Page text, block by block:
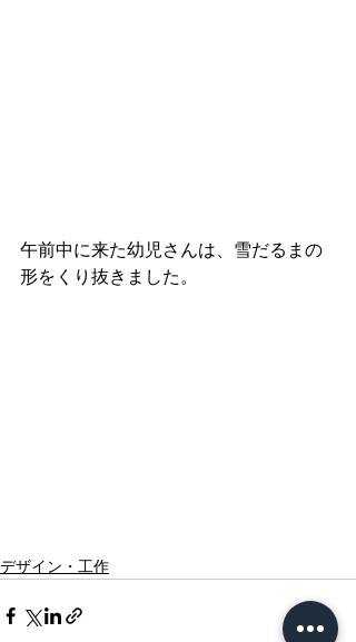
午前中に来た幼児さんは、雪だるまの
形をくり抜きました。
デザイン・工作